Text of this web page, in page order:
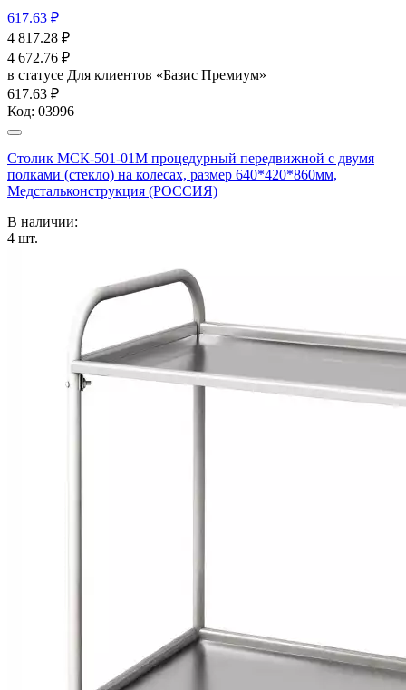
617.63 ₽
4 817.28 ₽
4 672.76 ₽
в статусе Для клиентов «Базис Премиум»
617.63 ₽
Код: 03996
Столик МСК-501-01М процедурный передвижной с двумя
полками (стекло) на колесах, размер 640*420*860мм,
Медстальконструкция (РОССИЯ)
В наличии:
4 шт.